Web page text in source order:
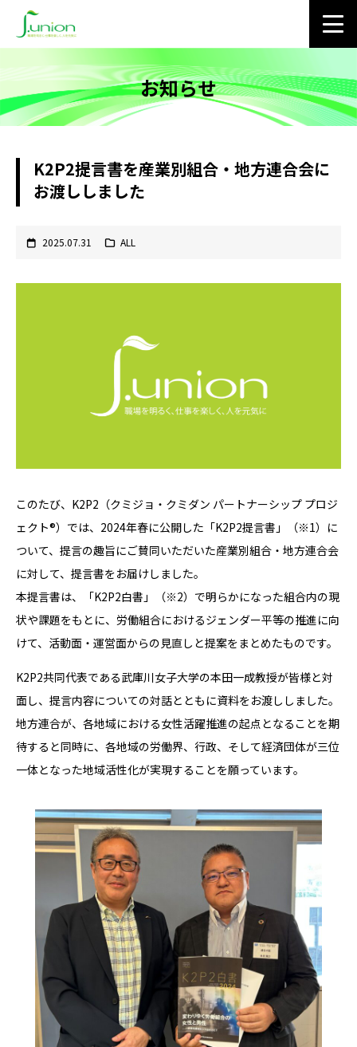
お知らせ
K2P2提言書を産業別組合・地方連合会に
お渡ししました
2025.07.31 ALL
このたび、K2P2（クミジョ・クミダン パートナーシップ プロジ
ェクト®）では、2024年春に公開した「K2P2提言書」（※1）に
ついて、提言の趣旨にご賛同いただいた産業別組合・地方連合会
に対して、提言書をお届けしました。
本提言書は、「K2P2白書」（※2）で明らかになった組合内の現
状や課題をもとに、労働組合におけるジェンダー平等の推進に向
けて、活動面・運営面からの見直しと提案をまとめたものです。
K2P2共同代表である武庫川女子大学の本田一成教授が皆様と対
面し、提言内容についての対話とともに資料をお渡ししました。
地方連合が、各地域における女性活躍推進の起点となることを期
待すると同時に、各地域の労働界、行政、そして経済団体が三位
一体となった地域活性化が実現することを願っています。